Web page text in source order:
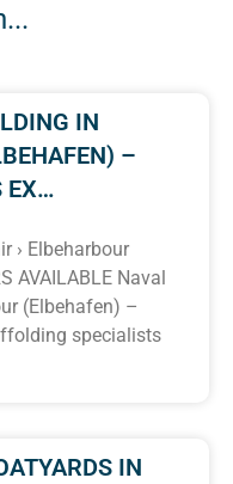
IN
–
EX…
› Elbeharbour
AVAILABLE Naval
(Elbehafen) –
specialists
IN